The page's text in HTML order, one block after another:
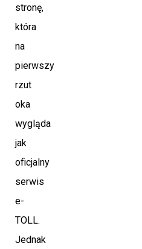
stronę,
która
na
pierwszy
rzut
oka
wygląda
jak
oficjalny
serwis
e-
TOLL.
Jednak